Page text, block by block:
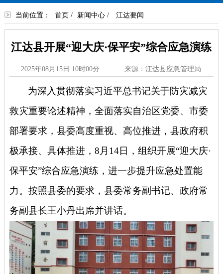
当前位置： 首页 / 新闻中心/ 江达要闻
江达县开展“迎大庆·保平安”综合应急演练
2025年08月15日 10时00分 来源：江达县应急管理局
为深入贯彻落实习近平总书记关于防灾减灾
救灾重要论述精神，全面落实自治区党委、市委
部署要求，县委高度重视、高位推进，县政府积
极承接、具体推进， 8月14日，组织开展“迎大庆·
保平安”综合应急演练，进一步提升应急处置能
力。按照县委的要求，县委常务副书记、政府常
务副县长王小丹出席并讲话。